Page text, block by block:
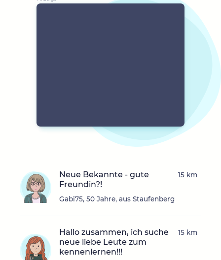
Neue Bekannte - gute
Freundin?!
Gabi75, 50 Jahre, aus Staufenberg
15 km
Hallo zusammen, ich suche
neue liebe Leute zum
kennenlernen!!!
15 km